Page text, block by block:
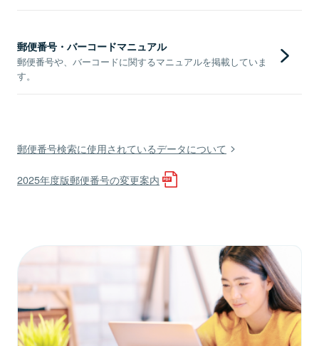
郵便番号・バーコードマニュアル
郵便番号や、バーコードに関するマニュアルを掲載していま
す。
郵便番号検索に使用されているデータについて
2025年度版郵便番号の変更案内